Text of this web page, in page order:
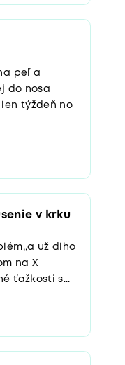
peľ a
do nosa
len týždeň no
v krku
už dlho
na X
ťažkosti s...